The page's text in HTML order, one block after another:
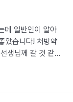
데 일반인이 알아
았습니다! 처방약
생님께 갈 것 같습